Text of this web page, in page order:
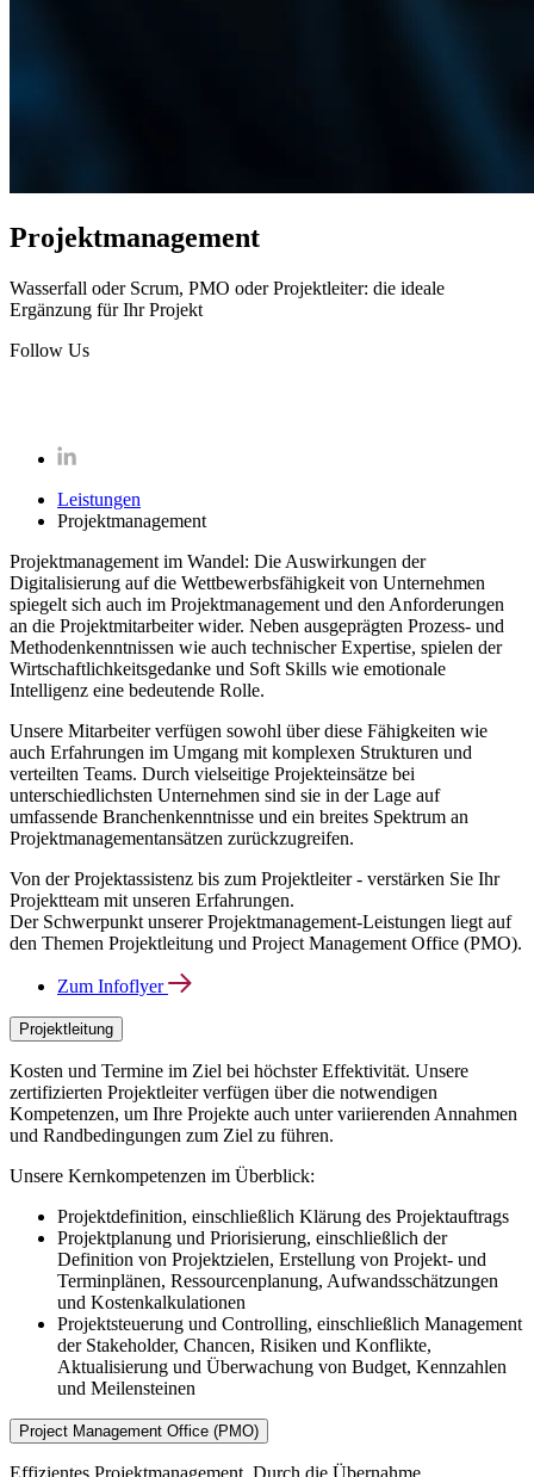
Projektmanagement
Wasserfall oder Scrum, PMO oder Projektleiter: die ideale
Ergänzung für Ihr Projekt
Follow Us
Leistungen
Projektmanagement
Projektmanagement im Wandel: Die Auswirkungen der
Digitalisierung auf die Wettbewerbsfähigkeit von Unternehmen
spiegelt sich auch im Projektmanagement und den Anforderungen
an die Projektmitarbeiter wider. Neben ausgeprägten Prozess-​ und
Methodenkenntnissen wie auch technischer Expertise, spielen der
Wirtschaftlichkeitsgedanke und Soft Skills wie emotionale
Intelligenz eine bedeutende Rolle.
Unsere Mitarbeiter verfügen sowohl über diese Fähigkeiten wie
auch Erfahrungen im Umgang mit komplexen Strukturen und
verteilten Teams. Durch vielseitige Projekteinsätze bei
unterschiedlichsten Unternehmen sind sie in der Lage auf
umfassende Branchenkenntnisse und ein breites Spektrum an
Projektmanagementansätzen zurückzugreifen.
Von der Projektassistenz bis zum Projektleiter - verstärken Sie Ihr
Projektteam mit unseren Erfahrungen.
Der Schwerpunkt unserer Projektmanagement-​Leistungen liegt auf
den Themen Projektleitung und Project Management Office (PMO).
Zum Infoflyer
Projektleitung
Kosten und Termine im Ziel bei höchster Effektivität. Unsere
zertifizierten Projektleiter verfügen über die notwendigen
Kompetenzen, um Ihre Projekte auch unter variierenden Annahmen
und Randbedingungen zum Ziel zu führen.
Unsere Kernkompetenzen im Überblick:
Projektdefinition, einschließlich Klärung des Projektauftrags
Projektplanung und Priorisierung, einschließlich der
Definition von Projektzielen, Erstellung von Projekt-​ und
Terminplänen, Ressourcenplanung, Aufwandsschätzungen
und Kostenkalkulationen
Projektsteuerung und Controlling, einschließlich Management
der Stakeholder, Chancen, Risiken und Konflikte,
Aktualisierung und Überwachung von Budget, Kennzahlen
und Meilensteinen
Project Management Office (PMO)
Effizientes Projektmanagement. Durch die Übernahme